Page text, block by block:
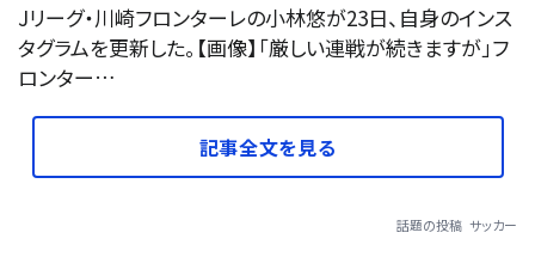
Jリーグ・川崎フロンターレの小林悠が23日、自身のインス
タグラムを更新した。【画像】「厳しい連戦が続きますが」フ
ロンター…
記事全文を見る
話題の投稿 サッカー